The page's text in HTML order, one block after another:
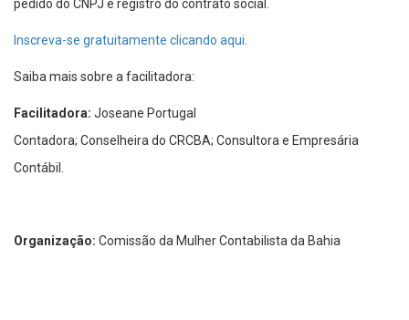
pedido do CNPJ e registro do contrato social.
Inscreva-se gratuitamente clicando aqui.
Saiba mais sobre a facilitadora:
Facilitadora: Joseane Portugal
Contadora; Conselheira do CRCBA; Consultora e Empresária
Contábil.
Organização: Comissão da Mulher Contabilista da Bahia